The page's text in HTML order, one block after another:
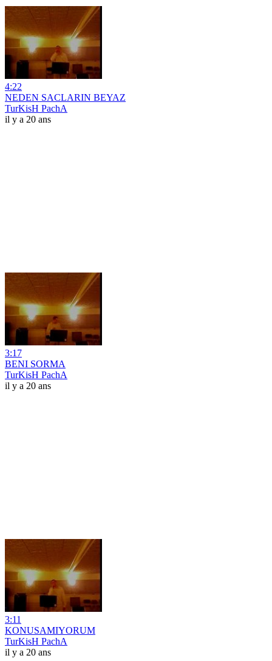
4:22
NEDEN SACLARIN BEYAZ
TurKisH PachA
il y a 20 ans
3:17
BENI SORMA
TurKisH PachA
il y a 20 ans
3:11
KONUSAMIYORUM
TurKisH PachA
il y a 20 ans